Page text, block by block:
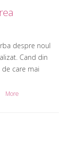
despre noul
Cand din
care mai
sau mai putin
More